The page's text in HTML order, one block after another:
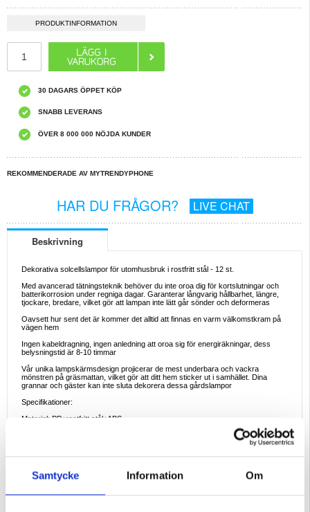
Samtycke Information Om
PRODUKTINFORMATION
30 DAGARS ÖPPET KÖP
SNABB LEVERANS
ÖVER 8 000 000 NÖJDA KUNDER
REKOMMENDERADE AV MYTRENDYPHONE
HAR DU FRÅGOR? LIVE CHAT
Beskrivning
Dekorativa solcellslampor för utomhusbruk i rostfritt stål - 12 st.
Med avancerad tätningsteknik behöver du inte oroa dig för kortslutningar och
batterikorrosion under regniga dagar. Garanterar långvarig hållbarhet, längre,
tjockare, bredare, vilket gör att lampan inte lätt går sönder och deformeras
Oavsett hur sent det är kommer det alltid att finnas en varm välkomstkram på
vägen hem
Ingen kabeldragning, ingen anledning att oroa sig för energiräkningar, dess
belysningstid är 8-10 timmar
Vår unika lampskärmsdesign projicerar de mest underbara och vackra
mönstren på gräsmattan, vilket gör att ditt hem sticker ut i samhället. Dina
grannar och gäster kan inte sluta dekorera dessa gårdslampor
Specifikationer:
Material: PP+rostfritt stål+ABS